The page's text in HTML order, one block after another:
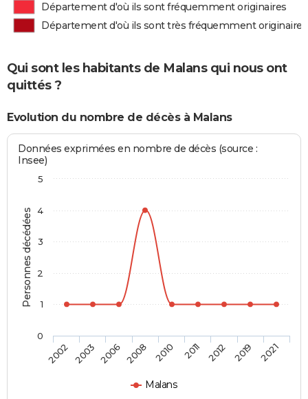
Département d'où ils sont fréquemment originaires
Département d'où ils sont très fréquemment originaires
Qui sont les habitants de Malans qui nous ont
quittés ?
Evolution du nombre de décès à Malans
Personnes décédées
Données exprimées en nombre de décès (source :
Insee)
Malans
2002 2003 2006 2008 2010 2011 2012 2019 2021
0
1
2
3
4
5